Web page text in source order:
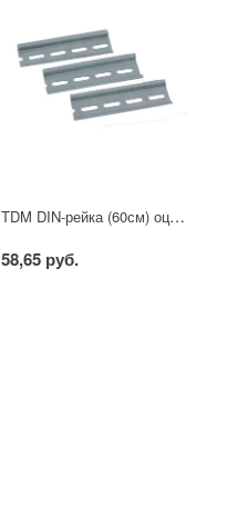
TDM DIN-рейка (60см) оцинкованная
58,65 руб.